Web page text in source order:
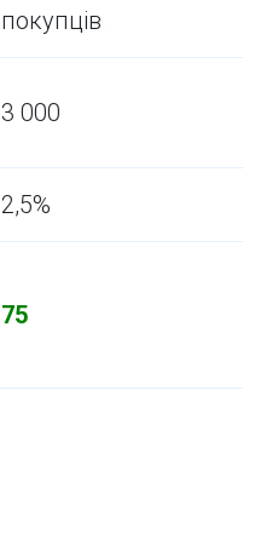
покупців
3 000
2,5%
75